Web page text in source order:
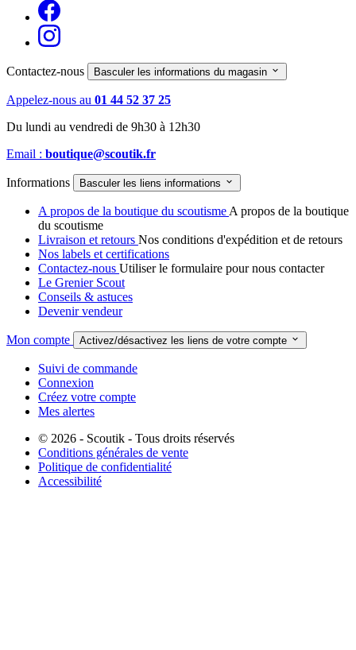
Contactez-nous Basculer les informations du magasin 
Appelez-nous au 01 44 52 37 25
Du lundi au vendredi de 9h30 à 12h30
Email : boutique@scoutik.fr
Informations Basculer les liens informations 
A propos de la boutique du scoutisme A propos de la boutique
du scoutisme
Livraison et retours Nos conditions d'expédition et de retours
Nos labels et certifications
Contactez-nous Utiliser le formulaire pour nous contacter
Le Grenier Scout
Conseils & astuces
Devenir vendeur
Mon compte Activez/désactivez les liens de votre compte 
Suivi de commande
Connexion
Créez votre compte
Mes alertes
© 2026 - Scoutik - Tous droits réservés
Conditions générales de vente
Politique de confidentialité
Accessibilité